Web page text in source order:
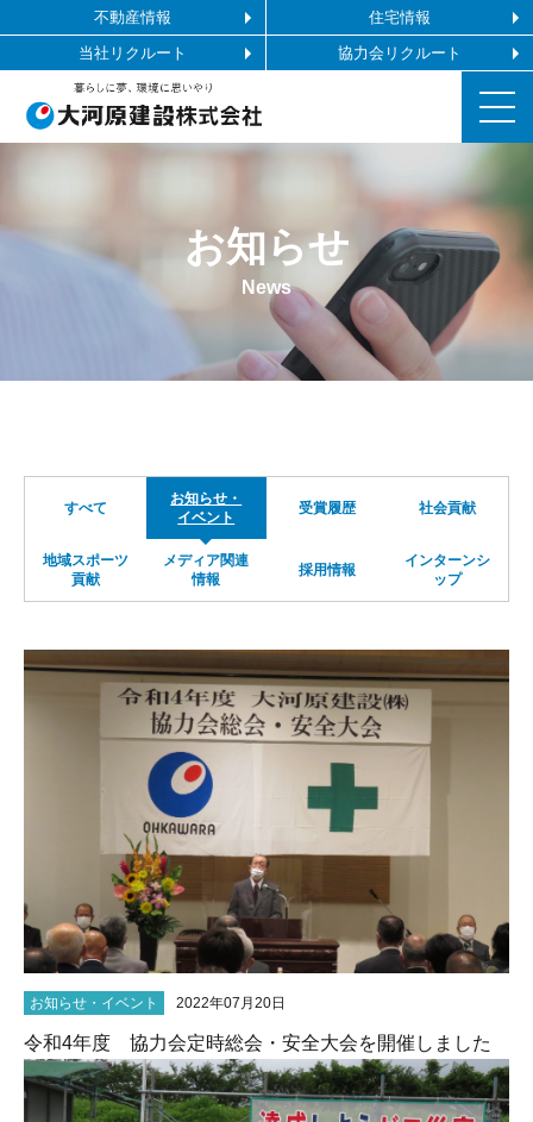
不動産情報
住宅情報
当社リクルート
協力会リクルート
協力会社の皆様へ
お問い合わせ
サイトマップ
施工ギャラリー お知らせ
News
すべて
お知らせ・
イベント
受賞履歴 社会貢献
地域スポーツ
貢献
メディア関連
情報
採用情報
インターンシ
ップ
お知らせ・イベント 2022年07月20日
令和4年度 協力会定時総会・安全大会を開催しました